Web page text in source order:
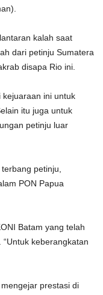
kalah saat
dari petinju Sumatera
disapa Rio ini.
kejuaraan ini untuk
itu juga untuk
petinju luar
petinju,
PON Papua
Batam yang telah
keberangkatan
prestasi di